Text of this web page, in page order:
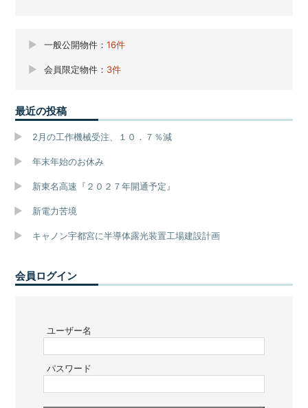
一般公開物件： 16件
会員限定物件： 3件
最近の投稿
2月の工作機械受注、１０．７％減
年末年始のお休み
新東名高速『２０２７年開通予定』
新電力苦境
キャノン宇都宮に半導体露光装置工場建設計画
会員ログイン
ユーザー名
パスワード